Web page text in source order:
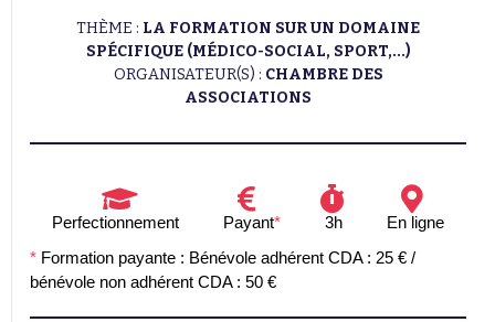
THÈME : LA FORMATION SUR UN DOMAINE
SPÉCIFIQUE (MÉDICO-SOCIAL, SPORT,...)
ORGANISATEUR(S) : CHAMBRE DES
ASSOCIATIONS
Perfectionnement Payant* 3h
En ligne
* Formation payante : Bénévole adhérent CDA : 25 € /
bénévole non adhérent CDA : 50 €